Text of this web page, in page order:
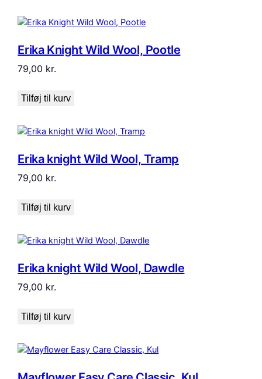
Erika Knight Wild Wool, Pootle
79,00 kr.
Tilføj til kurv
Erika knight Wild Wool, Tramp
79,00 kr.
Tilføj til kurv
Erika knight Wild Wool, Dawdle
79,00 kr.
Tilføj til kurv